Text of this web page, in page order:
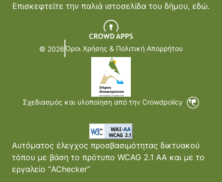
Επισκεφτείτε την παλιά ιστοσελίδα του δήμου, εδώ.
© 2026Όροι Χρήσης & Πολιτική Απορρήτου
Σχεδιασμός και υλοποίηση από την Crowdpolicy
Αυτόματος έλεγχος προσβασιμότητας δικτυακού
τόπου με βάση το πρότυπο WCAG 2.1 AA και με το
εργαλείο “AChecker”